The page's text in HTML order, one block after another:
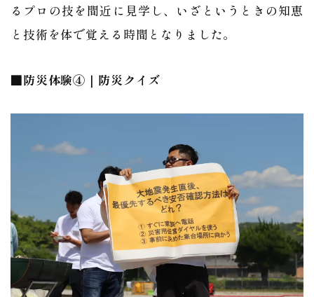
るプロの技を間近に見学し、いざというときの知恵
と技術を体で覚える時間となりました。
■防災体験④｜防災クイズ